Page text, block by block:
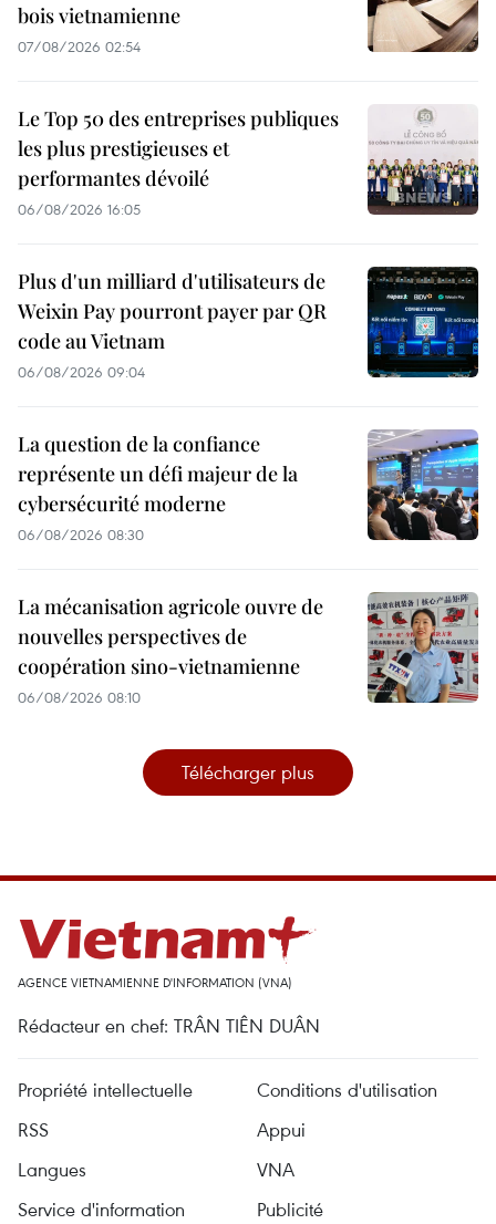
bois vietnamienne
07/08/2026 02:54
Le Top 50 des entreprises publiques
les plus prestigieuses et
performantes dévoilé
06/08/2026 16:05
Plus d'un milliard d'utilisateurs de
Weixin Pay pourront payer par QR
code au Vietnam
06/08/2026 09:04
La question de la confiance
représente un défi majeur de la
cybersécurité moderne
06/08/2026 08:30
La mécanisation agricole ouvre de
nouvelles perspectives de
coopération sino-vietnamienne
06/08/2026 08:10
Télécharger plus
AGENCE VIETNAMIENNE D'INFORMATION (VNA)
Rédacteur en chef: TRÂN TIÊN DUÂN
Propriété intellectuelle
Conditions d'utilisation
RSS
Appui
Langues
VNA
Service d'information
Publicité